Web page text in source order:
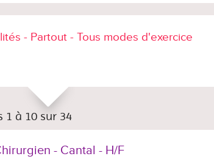
- Partout - Tous modes d'exercice
1 à 10 sur 34
- Cantal - H/F